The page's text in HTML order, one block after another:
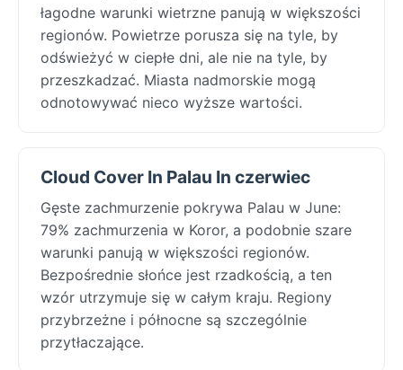
łagodne warunki wietrzne panują w większości
regionów. Powietrze porusza się na tyle, by
odświeżyć w ciepłe dni, ale nie na tyle, by
przeszkadzać. Miasta nadmorskie mogą
odnotowywać nieco wyższe wartości.
Cloud Cover In Palau In czerwiec
Gęste zachmurzenie pokrywa Palau w June:
79% zachmurzenia w Koror, a podobnie szare
warunki panują w większości regionów.
Bezpośrednie słońce jest rzadkością, a ten
wzór utrzymuje się w całym kraju. Regiony
przybrzeżne i północne są szczególnie
przytłaczające.